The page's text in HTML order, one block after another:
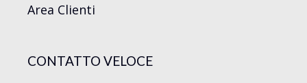
Area Clienti
CONTATTO VELOCE